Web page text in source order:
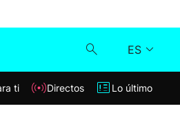
ES
Klisk
ti Directos Lo último